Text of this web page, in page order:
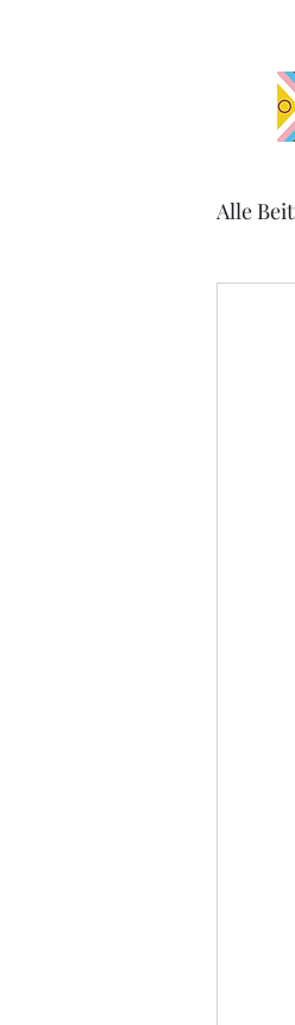
Alle